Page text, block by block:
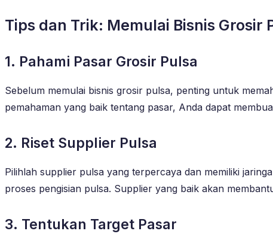
Tips dan Trik: Memulai Bisnis Grosir
1. Pahami Pasar Grosir Pulsa
Sebelum memulai bisnis grosir pulsa, penting untuk
pemahaman yang baik tentang pasar, Anda dapat
2. Riset Supplier Pulsa
Pilihlah supplier pulsa yang terpercaya dan memiliki
proses pengisian pulsa. Supplier yang baik akan
3. Tentukan Target Pasar